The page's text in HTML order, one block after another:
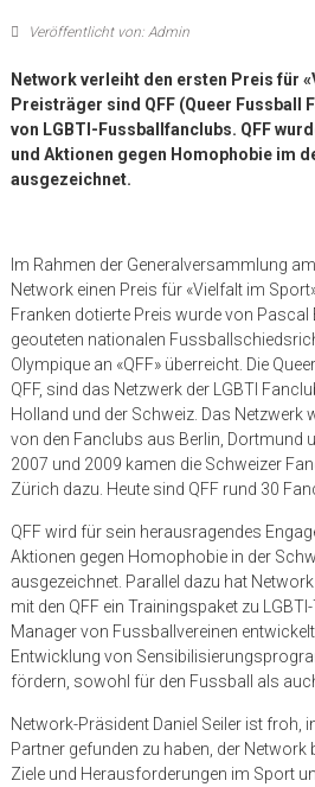
Veröffentlicht von: Admin
Network verleiht den ersten Preis für
Preisträger sind QFF (Queer Fussball
von LGBTI-Fussballfanclubs. QFF
und Aktionen gegen Homophobie im
ausgezeichnet.
Im Rahmen der Generalversammlung
Network einen Preis für «Vielfalt im
Franken dotierte Preis wurde von Pascal
geouteten nationalen
Olympique an «QFF» überreicht. Die
QFF, sind das Netzwerk der LGBTI
Holland und der Schweiz. Das Netzwerk
von den Fanclubs aus Berlin, Dortmund
2007 und 2009 kamen die Schweizer
Zürich dazu. Heute sind QFF rund 30
QFF wird für sein herausragendes
Aktionen gegen Homophobie in der
ausgezeichnet. Parallel dazu hat
mit den QFF ein Trainingspaket zu
Manager von Fussballvereinen
Entwicklung von
fördern, sowohl für den Fussball als
Network-Präsident Daniel Seiler ist froh,
Partner gefunden zu haben, der Network
Ziele und Herausforderungen im Sport